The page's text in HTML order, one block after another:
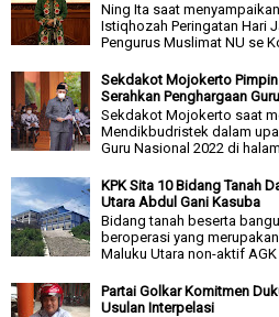
Ning Ita saat
Istiqhozah Peringatan Hari
Pengurus Muslimat NU se
Sekdakot Mojokerto Pimpin
Serahkan Penghargaan
Sekdakot Mojokerto saat
Mendikbudristek dalam
Guru Nasional 2022 di
KPK Sita 10 Bidang Tanah
Utara Abdul Gani Kasuba
Bidang tanah beserta
beroperasi yang
Maluku Utara non-aktif AGK
Partai Golkar Komitmen
Usulan Interpelasi